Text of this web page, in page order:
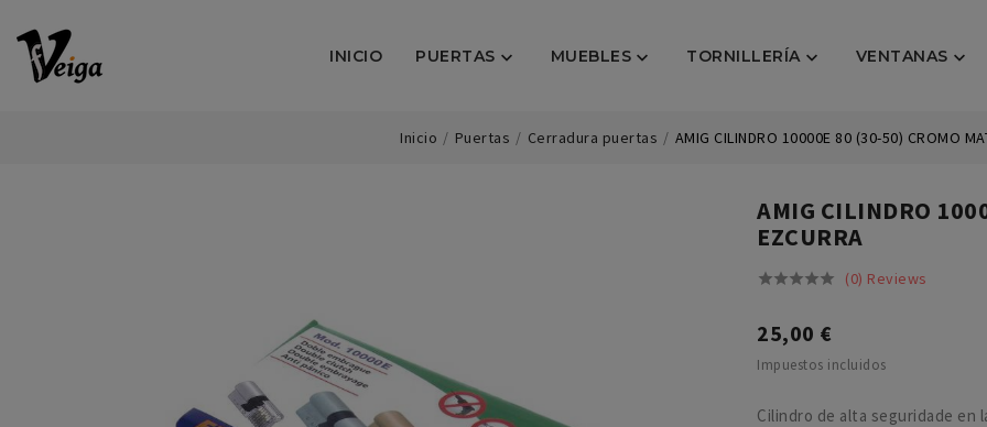
INICIO PUERTAS  MUEBLES  TORNILLERÍA VENTANAS 
Inicio Puertas Cerradura puertas AMIG CILINDRO 10000E 80 (30-50) CROMO
AMIG CILINDRO
EZCURRA
 (0) Reviews
25,00 €
Impuestos incluidos
Cilindro de alta seguridade en